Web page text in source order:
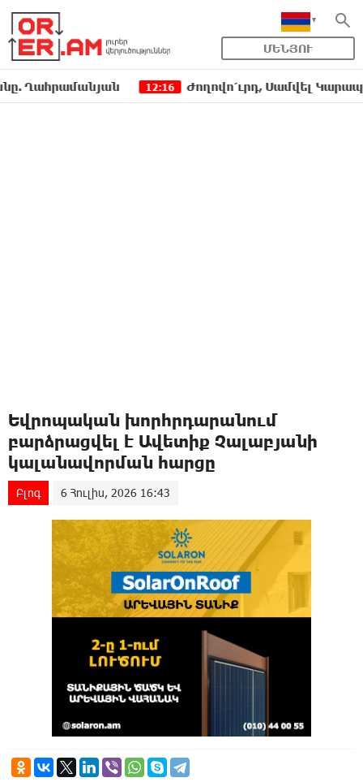
ՄԵՆՅՈՒ
12:16 Ժողովո՛ւրդ, Սամվել
Եվրոպական խորհրդարանում
բարձրացվել է Ավետիք Չալաբյանի
կալանավորման հարցը
Բլոգ 6 Հուլիս, 2026 16:43